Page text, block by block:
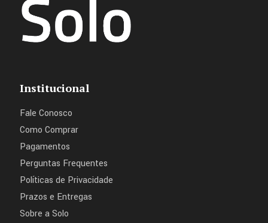
Institucional
Fale Conosco
Como Comprar
Pagamentos
Perguntas Frequentes
Políticas de Privacidade
Prazos e Entregas
Sobre a Solo